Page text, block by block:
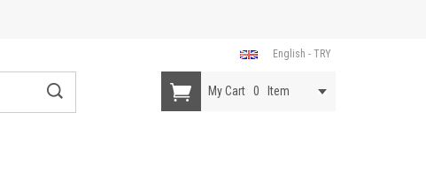
English - TRY
My Cart 0 Item